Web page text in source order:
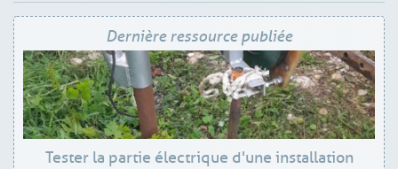
Dernière ressource publiée
Tester la partie électrique d'une installation